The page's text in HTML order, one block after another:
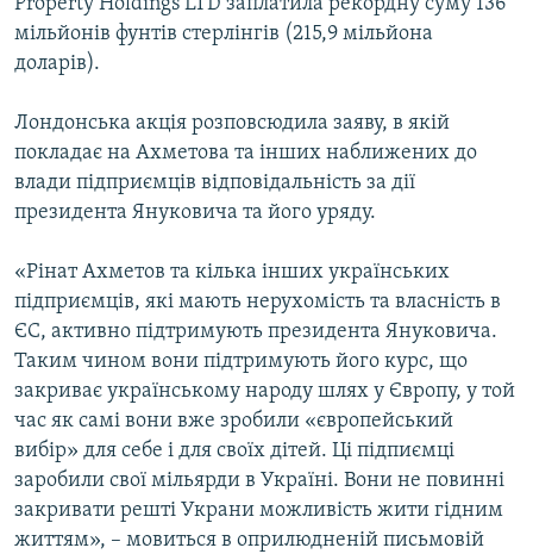
Property Holdings LTD заплатила рекордну суму 136
мільйонів фунтів стерлінгів (215,9 мільйона
доларів).
Лондонська акція розповсюдила заяву, в якій
покладає на Ахметова та інших наближених до
влади підприємців відповідальність за дії
президента Януковича та його уряду.
«Рінат Ахметов та кілька інших українських
підприємців, які мають нерухомість та власність в
ЄС, активно підтримують президента Януковича.
Таким чином вони підтримують його курс, що
закриває українському народу шлях у Європу, у той
час як самі вони вже зробили «європейський
вибір» для себе і для своїх дітей. Ці підпиємці
заробили свої мільярди в Україні. Вони не повинні
закривати решті Украни можливість жити гідним
життям», – мовиться в оприлюдненій письмовій